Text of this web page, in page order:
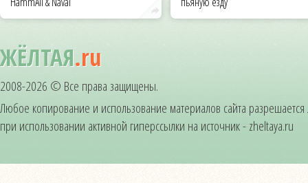
ЖЁЛТАЯ.ru
2008-2026 © Все права защищены.
Любое копирование и использование материалов сайта
при использовании активной гиперссылки на источник - zheltaya.ru